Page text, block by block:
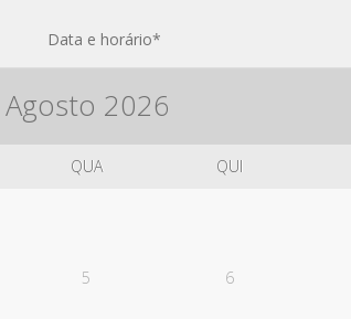
Data e horário*
Agosto 2026
QUA QUI
5 6